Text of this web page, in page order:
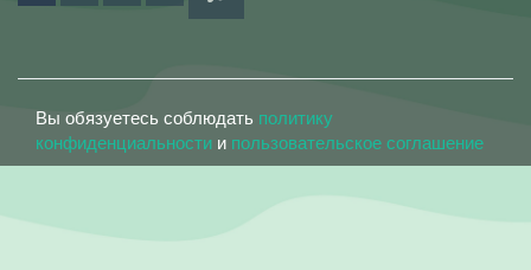
Вы обязуетесь соблюдать политику
конфиденциальности и пользовательское соглашение